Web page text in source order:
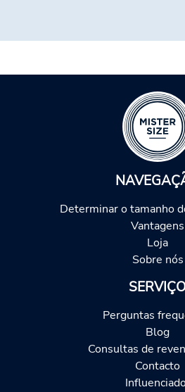
Determinar o tamanho
Vantagens
Loja
Sobre nós
Perguntas
Blog
Consultas de
Contacto